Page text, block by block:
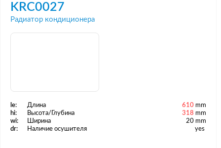
KRC0027
Радиатор кондиционера
le: Длина 610 mm
hi:
Высота/Глубина 318 mm
wi:
Ширина
20 mm
dr:
Наличие осушителя yes